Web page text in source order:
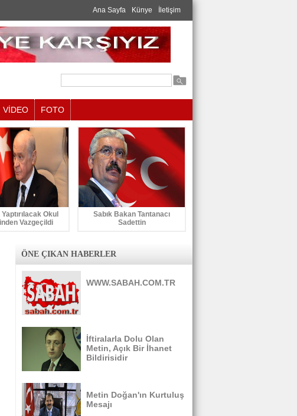
Ana Sayfa Künye İletişim
VİDEO FOTO
Okul
Vazgeçildi
Sabık Bakan Tantanacı
Sadettin
ÖNE ÇIKAN HABERLER
WWW.SABAH.COM.TR
İftiralarla Dolu Olan
Metin, Açık Bir İhanet
Bildirisidir
Metin Doğan'ın Kurtuluş
Mesajı